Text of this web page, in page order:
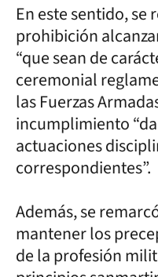
En este sentido, se
prohibición
“que sean de
ceremonial
las Fuerzas
incumplimiento
actuaciones
correspondientes”.
Además, se
mantener los
de la profesión